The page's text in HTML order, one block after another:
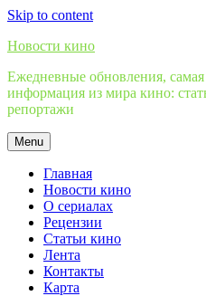
Skip to content
Новости кино
Ежедневные обновления, самая
информация из мира кино:
репортажи
Menu
Главная
Новости кино
О сериалах
Рецензии
Статьи кино
Лента
Контакты
Карта